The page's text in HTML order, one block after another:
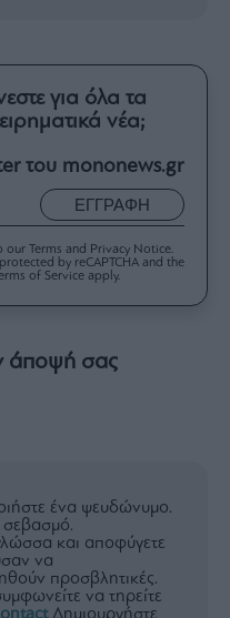
για όλα τα
νέα;
του mononews.gr
ΕΓΓΡΑΦΗ
our Terms and Privacy Notice.
by reCAPTCHA and the
of Service apply.
άποψή σας
ένα ψευδώνυμο.
σεβασμό.
και αποφύγετε
να
προσβλητικές.
να τηρείτε